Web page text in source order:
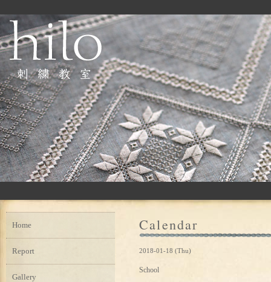
Calendar
2018-01-18 (Thu)
School
Home
Report
Gallery